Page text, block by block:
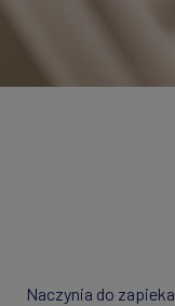
Naczynia do